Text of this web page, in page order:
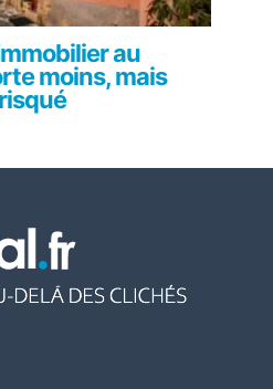
au
moins, mais